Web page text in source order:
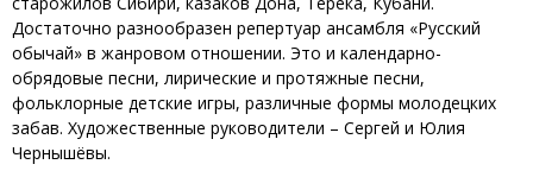
Достаточно разнообразен репертуар ансамбля «Русский
обычай» в жанровом отношении. Это и календарно-
обрядовые песни, лирические и протяжные песни,
фольклорные детские игры, различные формы молодецких
забав. Художественные руководители – Сергей и Юлия
Чернышёвы.